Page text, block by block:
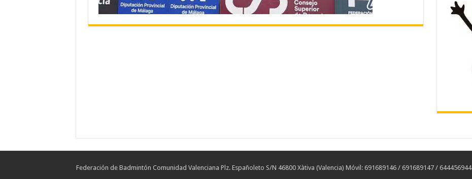
Federación de Badmintón Comunidad Valenciana Plz. Españoleto S/N 46800 Xàtiva (Valencia) Móvil: 691689146 / 691689147 / 644456944